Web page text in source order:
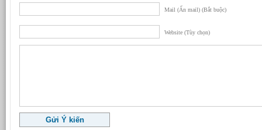
Mail (Ẩn mail) (Bắt buộc)
Website (Tùy chọn)